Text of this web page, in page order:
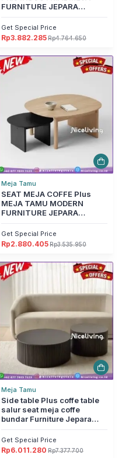
FURNITURE JEPARA
Get Special Price
Rp4.764.650
Harga
adalah:
Rp4.764.650.
Rp3.882.285
Harga
ini
adalah:
Rp3.882.285.
Meja Tamu
SEAT MEJA COFFE Plus
MEJA TAMU MODERN
FURNITURE JEPARA
Get Special Price
Rp3.535.950
Harga
adalah:
Rp3.535.950.
Rp2.880.405
Harga
ini
adalah:
Rp2.880.405.
Meja Tamu
Side table Plus coffe table
salur seat meja coffe
bundar Furniture Jepara
Get Special Price
Rp7.377.700
Harga
Rp6.011.280
Harga